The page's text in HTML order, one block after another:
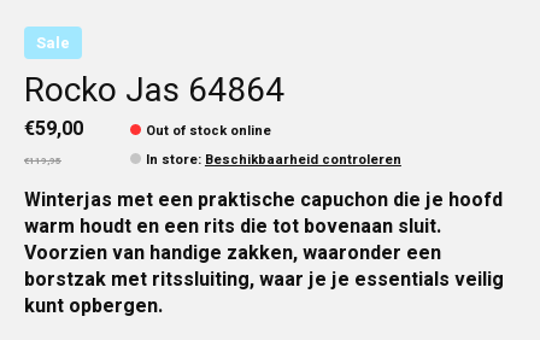
Sale
Rocko Jas 64864
€59,00
€119,95
Out of stock online
In store: Beschikbaarheid controleren
Winterjas met een praktische capuchon die je hoofd
warm houdt en een rits die tot bovenaan sluit.
Voorzien van handige zakken, waaronder een
borstzak met ritssluiting, waar je je essentials veilig
kunt opbergen.